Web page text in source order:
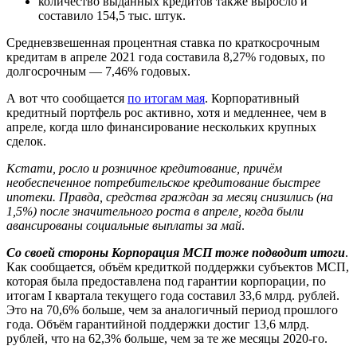
составило 154,5 тыс. штук.
Средневзвешенная процентная ставка по краткосрочным
кредитам в апреле 2021 года составила 8,27% годовых, по
долгосрочным — 7,46% годовых.
А вот что сообщается по итогам мая. Корпоративный
кредитный портфель рос активно, хотя и медленнее, чем в
апреле, когда шло финансирование нескольких крупных
сделок.
Кстати, росло и розничное кредитование, причём
необеспеченное потребительское кредитование быстрее
ипотеки. Правда, средства граждан за месяц снизились (на
1,5%) после значительного роста в апреле, когда были
авансированы социальные выплаты за май.
Со своей стороны Корпорация МСП тоже подводит итоги.
Как сообщается, объём кредиткой поддержки субъектов МСП,
которая была предоставлена под гарантии корпорации, по
итогам I квартала текущего года составил 33,6 млрд. рублей.
Это на 70,6% больше, чем за аналогичный период прошлого
года. Объём гарантийной поддержки достиг 13,6 млрд.
рублей, что на 62,3% больше, чем за те же месяцы 2020-го.